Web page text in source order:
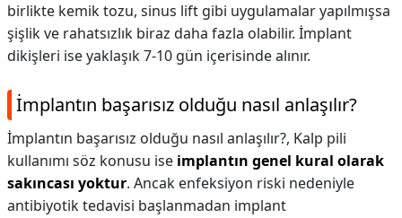
birlikte kemik tozu, sinus lift gibi uygulamalar yapılmışsa
şişlik ve rahatsızlık biraz daha fazla olabilir. İmplant
dikişleri ise yaklaşık 7-10 gün içerisinde alınır.
İmplantın başarısız olduğu nasıl anlaşılır?
İmplantın başarısız olduğu nasıl anlaşılır?, Kalp pili
kullanımı söz konusu ise implantın genel kural olarak
sakıncası yoktur. Ancak enfeksiyon riski nedeniyle
antibiyotik tedavisi başlanmadan implant